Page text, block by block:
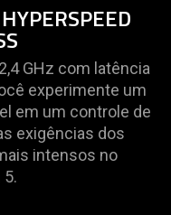
GHz com latência
experimente um
em um controle de
exigências dos
intensos no
5.